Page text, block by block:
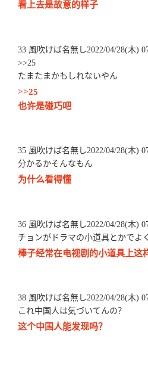
看上去是故意的样子
33 風吹けば名無し2022/04/28(木)
>>25
たまたまかもしれないやん
>>25
也许是碰巧吧
35 風吹けば名無し2022/04/28(木)
分かるかそんなもん
为什么看得懂
36 風吹けば名無し2022/04/28(木)
チョンがドラマの小道具とかでよ
棒子经常在电视剧的小道具上这
38 風吹けば名無し2022/04/28(木)
これ中国人は気づいてんの？
这个中国人能发现吗？